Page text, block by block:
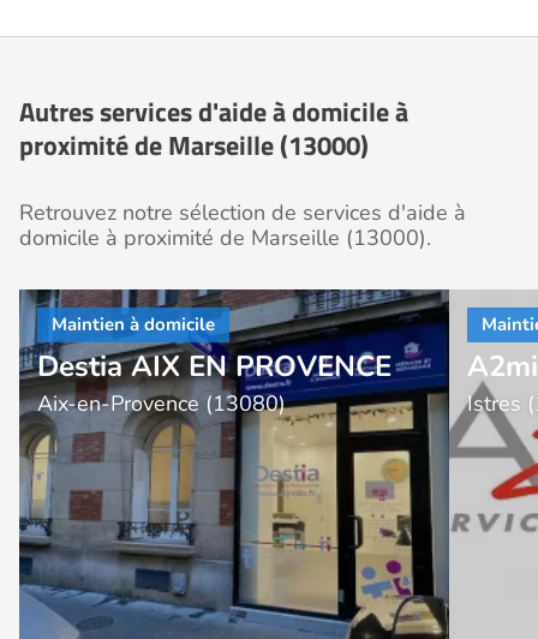
Autres services d'aide à domicile à
proximité de Marseille (13000)
Retrouvez notre sélection de services d'aide à
domicile à proximité de Marseille (13000).
Destia AIX EN PROVENCE
Aix-en-Provence (13080) Istres